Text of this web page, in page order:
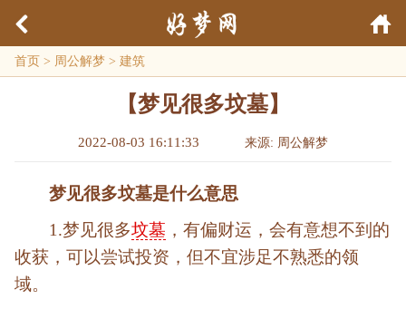
首页 > 周公解梦 > 建筑
【梦见很多坟墓】
2022-08-03 16:11:33 来源: 周公解梦
梦见很多坟墓是什么意思
1.梦见很多坟墓 ，有偏财运，会有意想不到的
收获，可以尝试投资，但不宜涉足不熟悉的领
域。